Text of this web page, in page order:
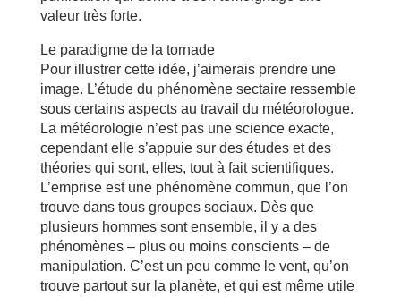
valeur très forte.
Le paradigme de la tornade
Pour illustrer cette idée, j’aimerais prendre une
image. L’étude du phénomène sectaire ressemble
sous certains aspects au travail du météorologue.
La météorologie n’est pas une science exacte,
cependant elle s’appuie sur des études et des
théories qui sont, elles, tout à fait scientifiques.
L’emprise est une phénomène commun, que l’on
trouve dans tous groupes sociaux. Dès que
plusieurs hommes sont ensemble, il y a des
phénomènes – plus ou moins conscients – de
manipulation. C’est un peu comme le vent, qu’on
trouve partout sur la planète, et qui est même utile